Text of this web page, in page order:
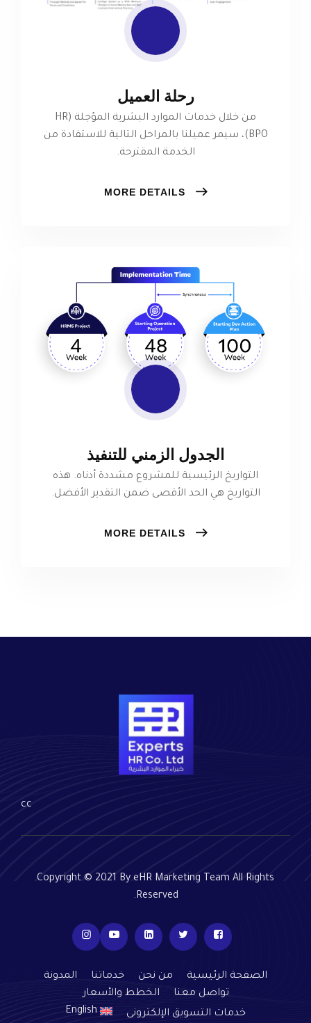
رحلة العميل
من خلال خدمات الموارد البشرية المؤجلة (HR
BPO)، سيمر عميلنا بالمراحل التالية للاستفادة من
الخدمة المقترحة.
MORE DETAILS
الجدول الزمني للتنفيذ
التواريخ الرئيسية للمشروع مشددة أدناه. هذه
التواريخ هي الحد الأقصى ضمن التقدير الأفضل.
MORE DETAILS
cc
Copyright © 2021 By eHR Marketing Team All Rights
Reserved.
الصفحة الرئيسية من نحن خدماتنا
المدونة
تواصل معنا
الخطط والأسعار
خدمات التسويق الإلكترونى
English